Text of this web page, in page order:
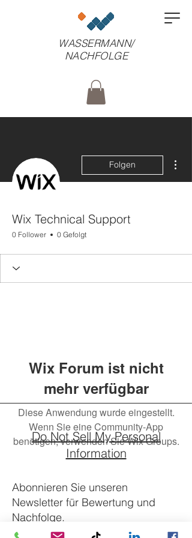
WASSERMANN/
NACHFOLGE
Folgen
Wix Technical Support
0 Follower 0 Gefolgt
Wix Forum ist nicht
mehr verfügbar
Diese Anwendung wurde eingestellt.
Wenn Sie eine Community-App
benötigen, verwenden Sie Wix Groups.
Do Not Sell My Personal
Information
Abonnieren Sie unseren
Newsletter für Bewertung und
Nachfolge.